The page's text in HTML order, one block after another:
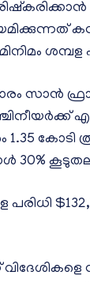
സാൻ
1.35
30%
പരിധി